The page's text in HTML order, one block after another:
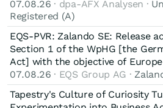
07.08.26 · dpa-AFX Analysen ·
Registered (A)
EQS-PVR: Zalando SE: Release
Section 1 of the WpHG [the
Act] with the objective of
07.08.26 · EQS Group AG ·
Tapestry's Culture of Curiosity